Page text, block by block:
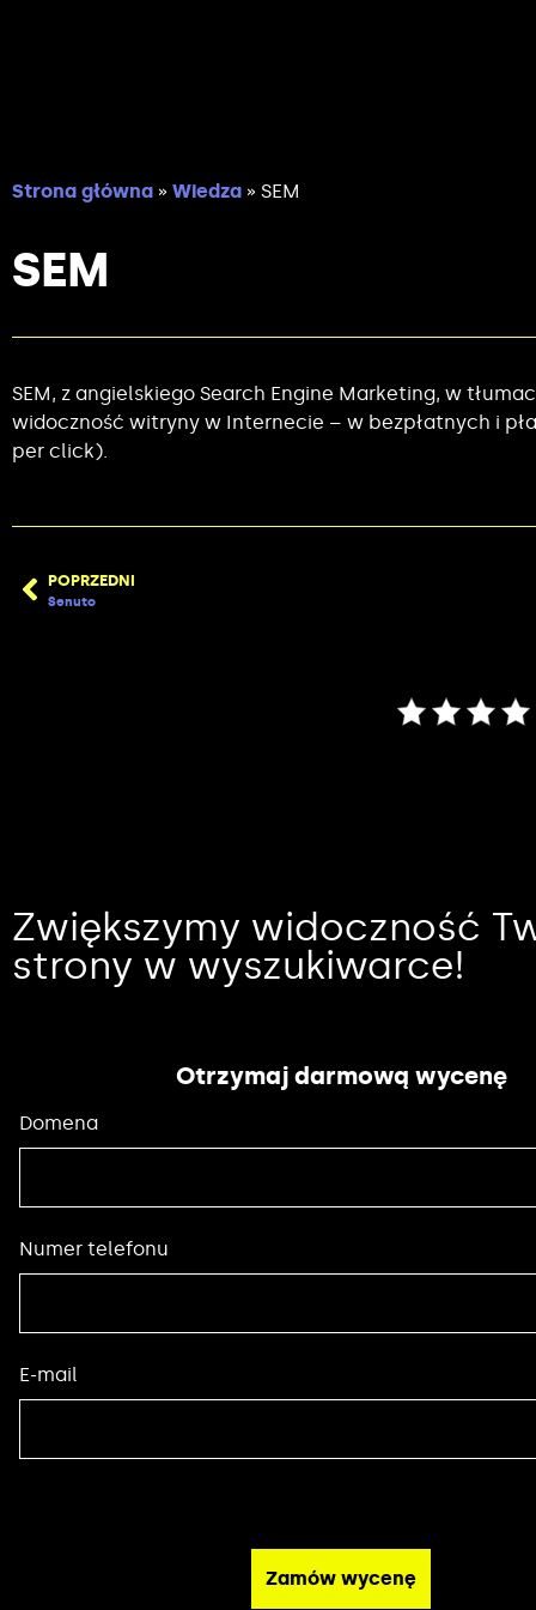
Strona główna » Wiedza » SEM
SEM
SEM, z angielskiego Search Engine Marketing, w
widoczność witryny w Internecie – w bezpłatnych i
per click).
POPRZEDNI
Senuto
Zwiększymy widoczność
strony w wyszukiwarce!
Otrzymaj darmową wycenę
Domena
Numer telefonu
E-mail